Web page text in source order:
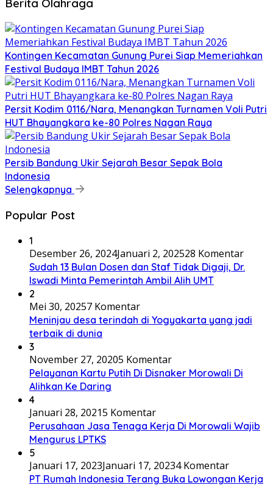
Berita Olahraga
Kontingen Kecamatan Gunung Purei Siap Memeriahkan
Festival Budaya IMBT Tahun 2026
Persit Kodim 0116/Nara, Menangkan Turnamen Voli Putri
HUT Bhayangkara ke-80 Polres Nagan Raya
Persib Bandung Ukir Sejarah Besar Sepak Bola
Indonesia
Selengkapnya
Popular Post
1
Desember 26, 2024Januari 2, 202528 Komentar
Sudah 13 Bulan Dosen dan Staf Tidak Digaji, Dr.
Iswadi Minta Pemerintah Ambil Alih UMT
2
Mei 30, 20257 Komentar
Meninjau desa terindah di Yogyakarta yang jadi
terbaik di dunia
3
November 27, 20205 Komentar
Pelayanan Kartu Putih Di Disnaker Morowali Di
Alihkan Ke Daring
4
Januari 28, 20215 Komentar
Perusahaan Jasa Tenaga Kerja Di Morowali Wajib
Mengurus LPTKS
5
Januari 17, 2023Januari 17, 20234 Komentar
PT Rumah Indonesia Terang Buka Lowongan Kerja